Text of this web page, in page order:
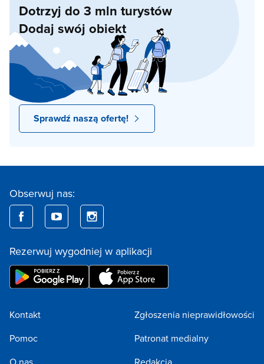
Dotrzyj do 3 mln turystów
Dodaj swój obiekt
Sprawdź naszą ofertę!
Obserwuj nas:
Rezerwuj wygodniej w aplikacji
Kontakt
Pomoc
O nas
Zgłoszenia nieprawidłowości
Patronat medialny
Redakcja